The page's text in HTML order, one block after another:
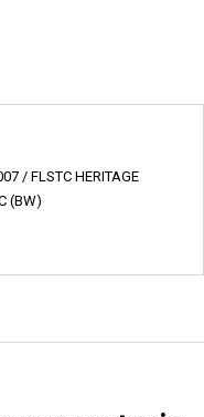
/ FLSTC HERITAGE
(BW)